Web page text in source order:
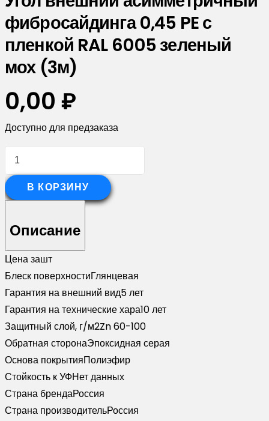
фибросайдинга 0,45 PE с
пленкой RAL 6005 зеленый
мох (3м)
0,00 ₽
Доступно для предзаказа
Количество
Угол
внешний
фибросайдинга
0,45
PE
с
пленкой
RAL
6005
зеленый
мох
(3м)
В КОРЗИНУ
Описание
Цена зашт
Блеск поверхностиГлянцевая
Гарантия на внешний вид5 лет
Гарантия на технические хара10 лет
Защитный слой, г/м2Zn 60-100
Обратная сторонаЭпоксидная серая
Основа покрытияПолиэфир
Стойкость к УФНет данных
Страна брендаРоссия
Страна производительРоссия